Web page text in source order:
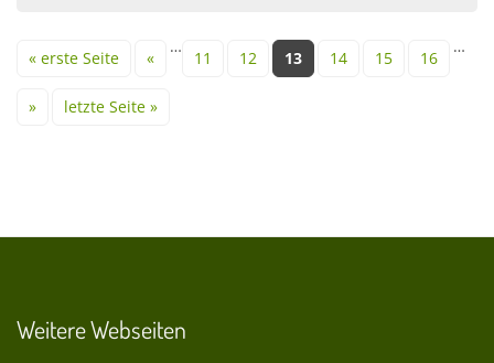
« erste Seite «
…
11 12 13 14 15 16
…
» letzte Seite »
Weitere Webseiten